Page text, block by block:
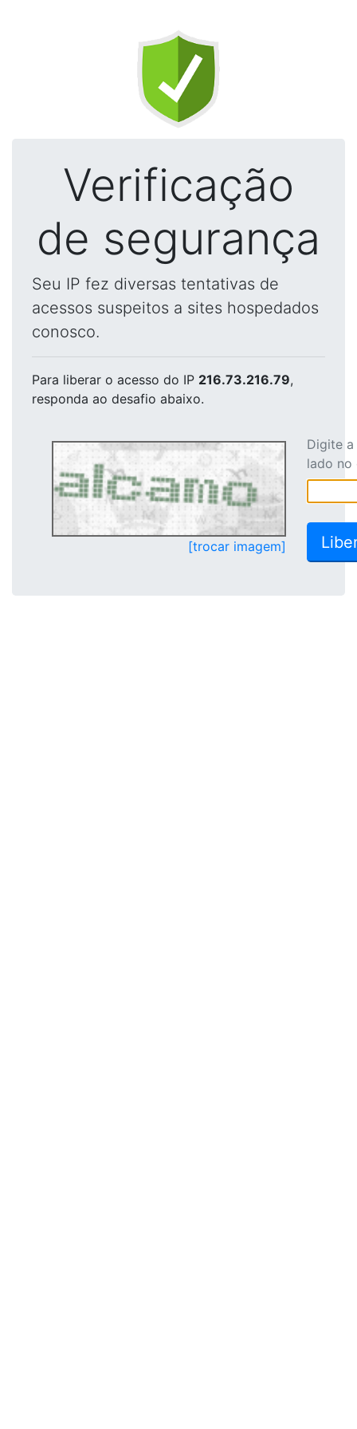
Verificação
de segurança
Seu IP fez diversas tentativas de
acessos suspeitos a sites hospedados
conosco.
Para liberar o acesso do IP 216.73.216.79,
responda ao desafio abaixo.
[trocar imagem]
Digite
lado no